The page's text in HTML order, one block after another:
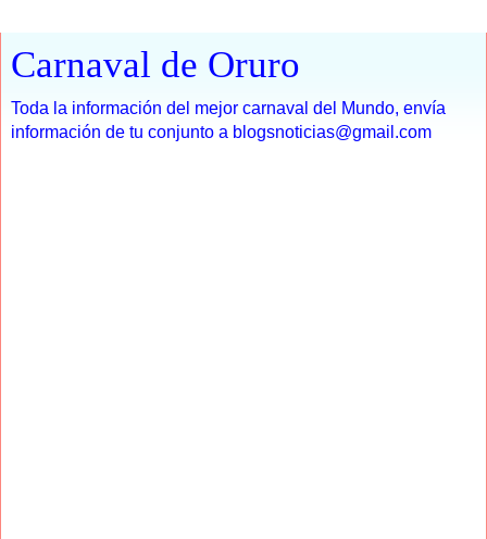
Carnaval de Oruro
Toda la información del mejor carnaval del Mundo, envía
información de tu conjunto a blogsnoticias@gmail.com